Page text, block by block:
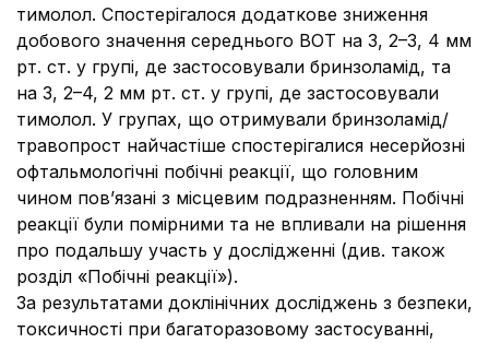
тимолол. Спостерігалося додаткове зниження
добового значення середнього ВОТ на 3, 2–3, 4 мм
рт. ст. у групі, де застосовували бринзоламід, та
на 3, 2–4, 2 мм рт. ст. у групі, де застосовували
тимолол. У групах, що отримували бринзоламід/
травопрост найчастіше спостерігалися несерйозні
офтальмологічні побічні реакції, що головним
чином пов’язані з місцевим подразненням. Побічні
реакції були помірними та не впливали на рішення
про подальшу участь у дослідженні (див. також
розділ «Побічні реакції»).
За результатами доклінічних досліджень з безпеки,
токсичності при багаторазовому застосуванні,